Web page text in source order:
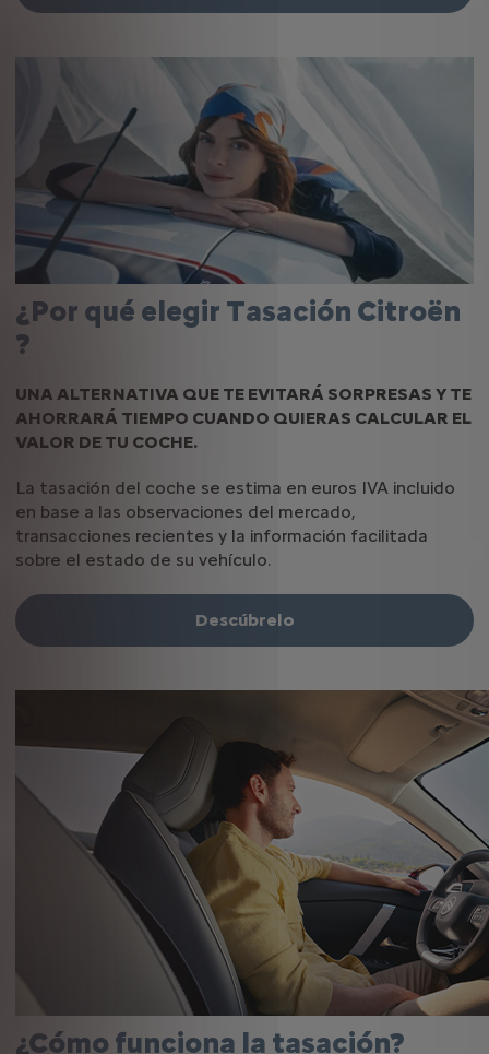
¿Por qué elegir Tasación Citroën
?
UNA ALTERNATIVA QUE TE EVITARÁ SORPRESAS Y TE
AHORRARÁ TIEMPO CUANDO QUIERAS CALCULAR EL
VALOR DE TU COCHE.
La tasación del coche se estima en euros IVA incluido
en base a las observaciones del mercado,
transacciones recientes y la información facilitada
sobre el estado de su vehículo.
Descúbrelo
¿Cómo funciona la tasación?